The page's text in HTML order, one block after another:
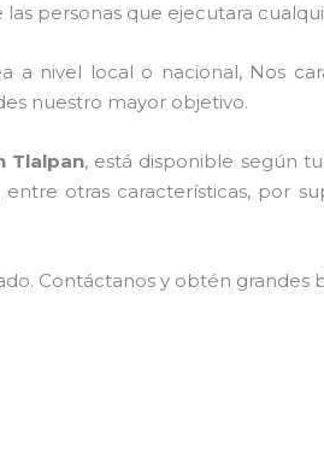
personas que ejecutara
a nivel local o nacional, Nos
nuestro mayor objetivo.
Tlalpan, está disponible según
otras características, por
Contáctanos y obtén grandes